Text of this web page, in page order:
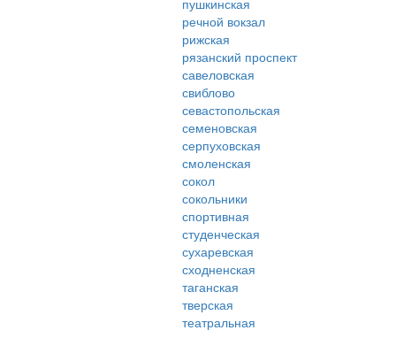
пушкинская
речной вокзал
рижская
рязанский проспект
савеловская
свиблово
севастопольская
семеновская
серпуховская
смоленская
сокол
сокольники
спортивная
студенческая
сухаревская
сходненская
таганская
тверская
театральная